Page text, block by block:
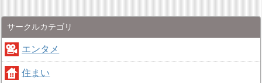
サークルカテゴリ
エンタメ
住まい